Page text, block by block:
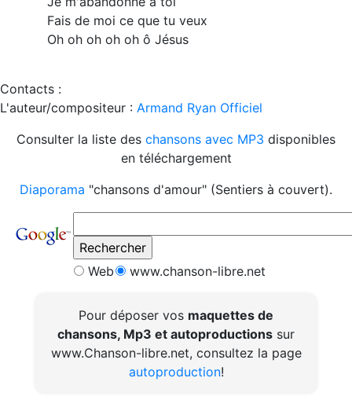
Fais de moi ce que tu veux
Oh oh oh oh oh ô Jésus
Contacts :
L'auteur/compositeur : Armand Ryan Officiel
Consulter la liste des chansons avec MP3 disponibles
en téléchargement
Diaporama "chansons d'amour" (Sentiers à couvert).
Web www.chanson-libre.net
Pour déposer vos maquettes de
chansons, Mp3 et autoproductions sur
www.Chanson-libre.net, consultez la page
autoproduction!